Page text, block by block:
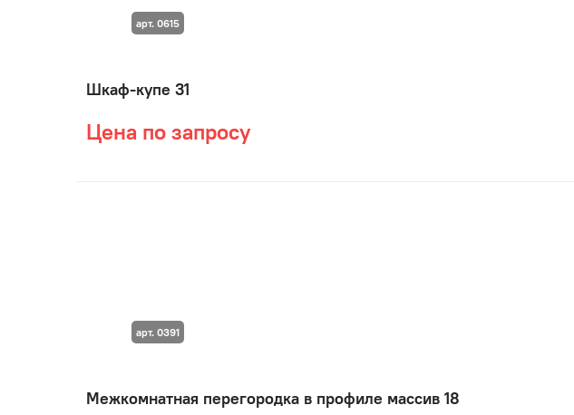
Шкаф-купе 31
Цена по запросу
арт. 0615
Межкомнатная перегородка в профиле массив 18
арт. 0391